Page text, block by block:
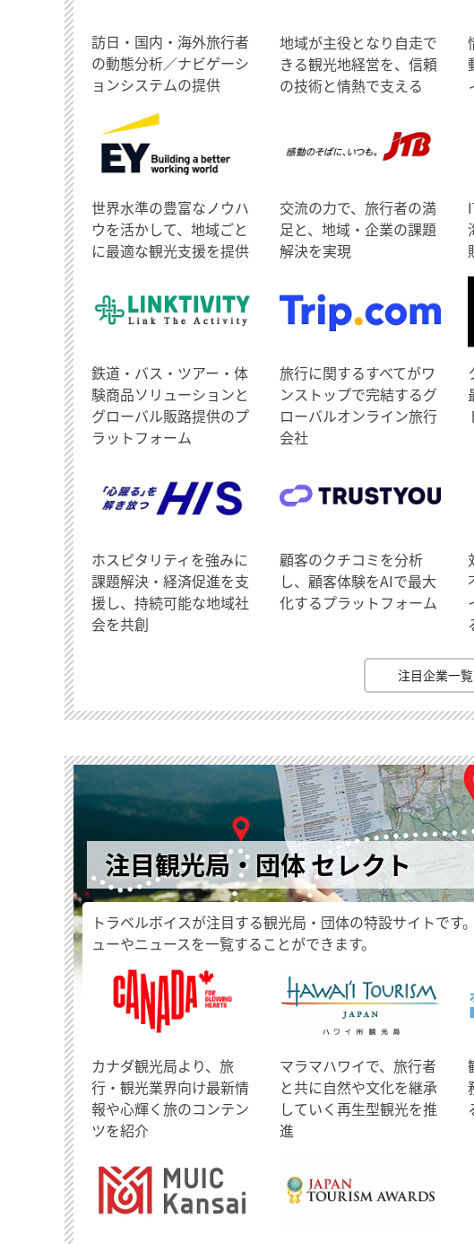
訪日・国内・海外旅行者
の動態分析／ナビゲーシ
ョンシステムの提供
地域が主役となり自走で
きる観光地経営を、信頼
の技術と情熱で支える
世界水準の豊富なノウハ
ウを活かして、地域ごと
に最適な観光支援を提供
交流の力で、旅行者の満
足と、地域・企業の課題
解決を実現
鉄道・バス・ツアー・体
験商品ソリューションと
グローバル販路提供のプ
ラットフォーム
旅行に関するすべてがワ
ンストップで完結するグ
ローバルオンライン旅行
会社
ホスピタリティを強みに
課題解決・経済促進を支
援し、持続可能な地域社
会を共創
顧客のクチコミを分析
し、顧客体験をAIで最大
化するプラットフォーム
注目企業一
注目観光局・団体 セレクト
トラベルボイスが注目する観光局・団体の特設サイトで
ューやニュースを一覧することができます。
​カナダ観光局より、旅
行・観光業界向け最新情
報や心輝く旅のコンテン
ツを紹介
マラマハワイで、旅行者
と共に自然や文化を継承
していく再生型観光を推
進